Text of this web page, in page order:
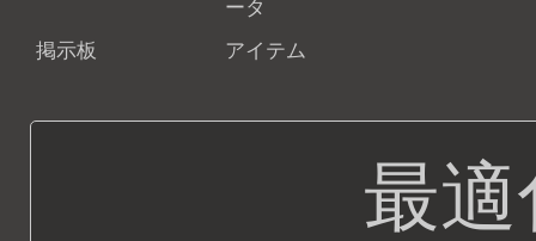
ータ
掲示板
アイテム
最